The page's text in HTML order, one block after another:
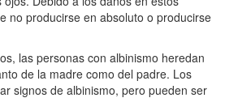
no producirse en absoluto o producirse
las personas con albinismo heredan
de la madre como del padre. Los
signos de albinismo, pero pueden ser